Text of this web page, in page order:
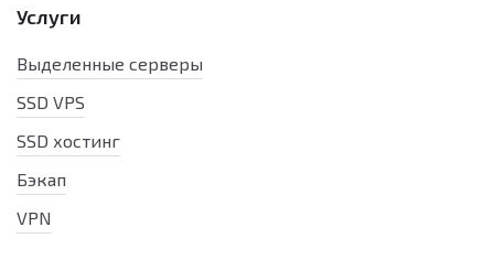
Услуги
Выделенные серверы
SSD VPS
SSD хостинг
Бэкап
VPN